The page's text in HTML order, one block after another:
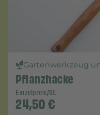
Gartenwerkzeug
Pflanzhacke
Einzelpreis/St.
24,50€